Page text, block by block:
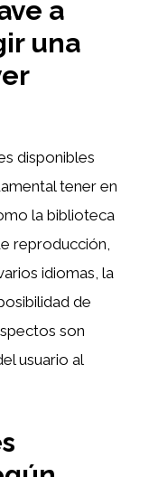
a
una
disponibles
tener en
la biblioteca
reproducción,
idiomas, la
de
son
usuario al